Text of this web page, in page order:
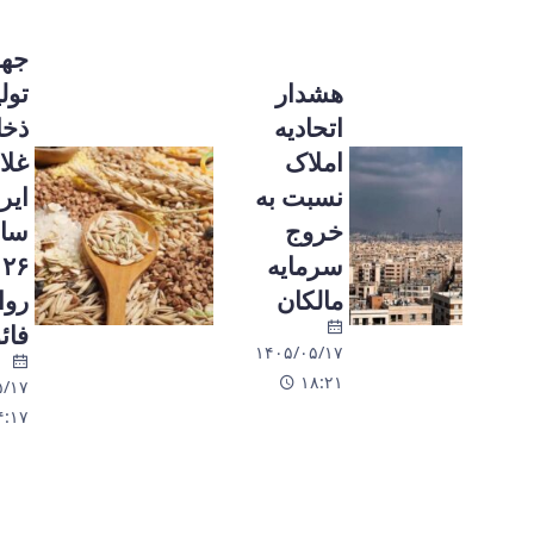
املاک
نسبت به
خروج
سرمایه
مالکان
۱۴۰۵/۰۵/۱۷
غلات
ایران در
سال
۲۰۲۶ به
روایت
فائو
۱۴۰۵/۰۵/۱۷